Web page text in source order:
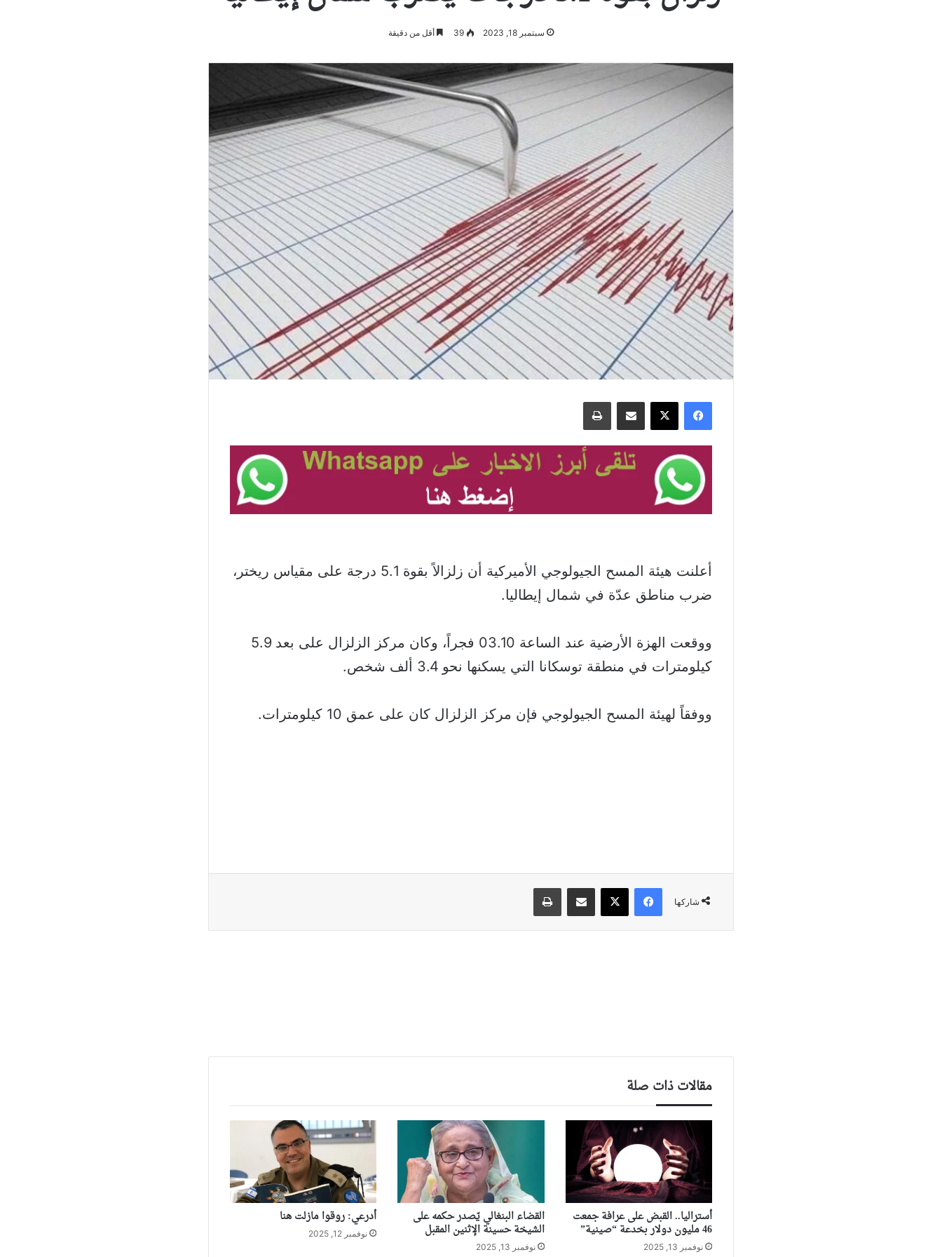
سبتمبر 18, 2023 39 أقل من دقيقة
فيسبوك ‫X مشاركة عبر البريد طباعة
أعلنت هيئة المسح الجيولوجي الأميركية أن زلزالاً بقوة 5.1 درجة على مقياس ريختر،
ضرب مناطق عدّة في شمال إيطاليا.
ووقعت الهزة الأرضية عند الساعة 03.10 فجراً، وكان مركز الزلزال على بعد 5.9
كيلومترات في منطقة توسكانا التي يسكنها نحو 3.4 ألف شخص.
ووفقاً لهيئة المسح الجيولوجي فإن مركز الزلزال كان على عمق 10 كيلومترات.
شاركها
فيسبوك ‫X مشاركة عبر البريد طباعة
مقالات ذات صلة
أستراليا.. القبض على عرافة جمعت
46 مليون دولار بخدعة “صينية”
نوفمبر 13, 2025
القضاء البنغالي يّصدر حكمه على
الشيخة حسينة الإثنين المقبل
نوفمبر 13, 2025
أدرعي: روقوا مازلت هنا
نوفمبر 12, 2025